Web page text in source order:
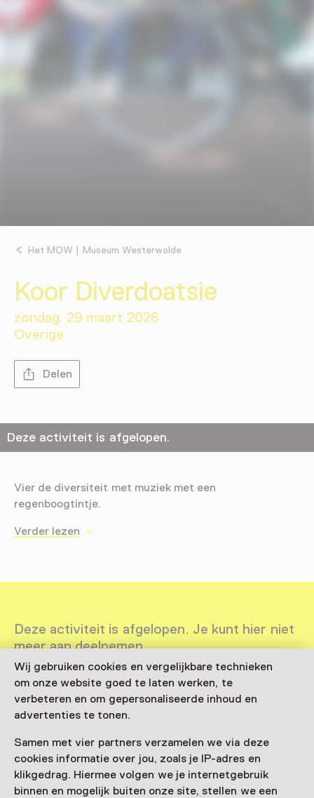
Wij gebruiken cookies en vergelijkbare technieken
om onze website goed te laten werken, te
verbeteren en om gepersonaliseerde inhoud en
advertenties te tonen.
Samen met vier partners verzamelen we via deze
cookies informatie over jou, zoals je IP-adres en
klikgedrag. Hiermee volgen we je internetgebruik
binnen en mogelijk buiten onze site, stellen we een
Het MOW | Museum Westerwolde
Koor Diverdoatsie
zondag, 29 maart 2026
Overige
Delen
Deze activiteit is afgelopen.
Vier de diversiteit met muziek met een
regenboogtintje.
Verder lezen
Deze activiteit is afgelopen. Je kunt hier niet
meer aan deelnemen.
Bekijk alle actuele activiteiten opZien & doen
Datum & tijd
Toon beschikbaarheid
Locatie